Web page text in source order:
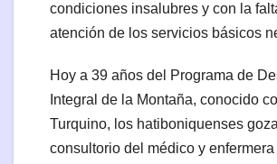
condiciones insalubres y con la
atención de los servicios básicos
Hoy a 39 años del Programa de
Integral de la Montaña, conocido
Turquino, los hatiboniquenses
consultorio del médico y